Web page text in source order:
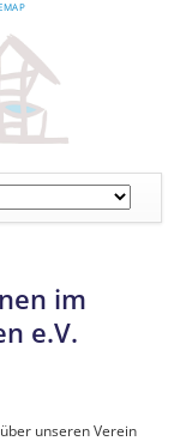
im
e.V.
unseren Verein